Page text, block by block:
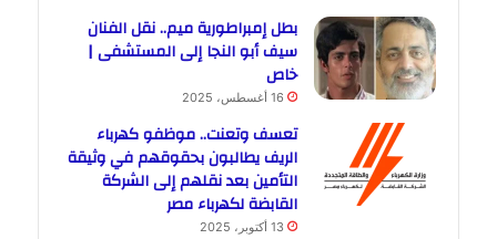
بطل إمبراطورية ميم.. نقل الفنان
سيف أبو النجا إلى المستشفى |
خاص
16 أغسطس، 2025
تعسف وتعنت.. موظفو كهرباء
الريف يطالبون بحقوقهم في وثيقة
التأمين بعد نقلهم إلى الشركة
القابضة لكهرباء مصر
13 أكتوبر، 2025